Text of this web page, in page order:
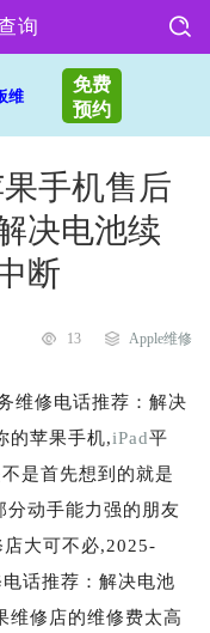
询
维
免费
预约
手机售后
决电池续
断
13 Apple维修
维修电话推荐：解决
的苹果手机,iPad平
是首先想到的就是
分动手能力强的朋友
大可不必,2025-
话推荐：解决电池
维修店的维修费太高